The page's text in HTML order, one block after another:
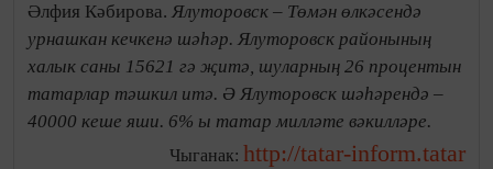
Әлфия Кәбирова. Ялуторовск – Төмән өлкәсендә
урнашкан кечкенә шәһәр. Ялуторовск районының
халык саны 15621 гә җитә, шуларның 26 процентын
татарлар тәшкил итә. Ә Ялуторовск шәһәрендә –
40000 кеше яши. 6% ы татар милләте вәкилләре.
Чыганак: http://tatar-inform.tatar